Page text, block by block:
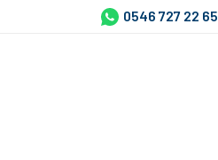
0546 727 22 65